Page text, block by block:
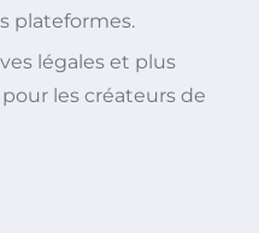
plateformes.
légales et plus
les créateurs de